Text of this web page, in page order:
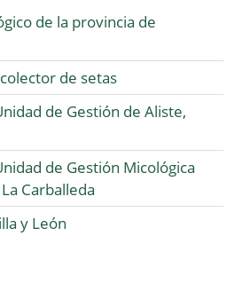
de la provincia de
de setas
de Gestión de Aliste,
de Gestión Micológica
Carballeda
y León